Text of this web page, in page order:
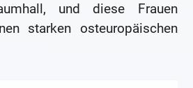
und diese Frauen
starken osteuropäischen